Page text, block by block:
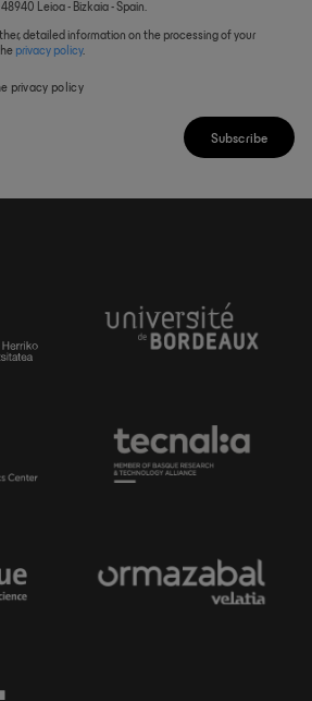
Subscribe
Leioa - Bizkaia - Spain.
detailed information on the processing of your
privacy policy.
privacy policy